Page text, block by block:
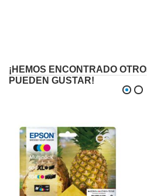
¡HEMOS ENCONTRADO
PUEDEN GUSTAR!